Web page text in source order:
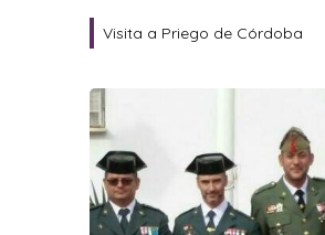
Visita a Priego de Córdoba